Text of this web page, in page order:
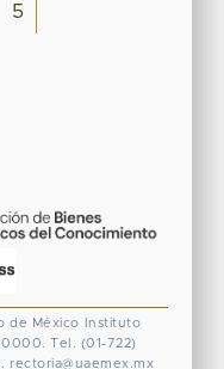
5
de México
Instituto
Tel. (01-722)
rectoria@uaemex.mx